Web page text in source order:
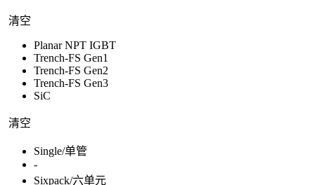
清空
Planar NPT IGBT
Trench-FS Gen1
Trench-FS Gen2
Trench-FS Gen3
SiC
清空
Single/单管
-
Sixpack/六单元